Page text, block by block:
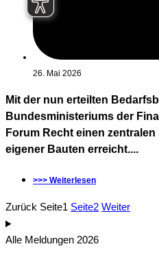
26. Mai 2026
Mit der nun erteilten
Bundesministeriums der
Forum Recht einen
eigener Bauten erreicht....
>>> Weiterlesen
Zurück Seite1 Seite2 Weiter
Alle Meldungen 2026